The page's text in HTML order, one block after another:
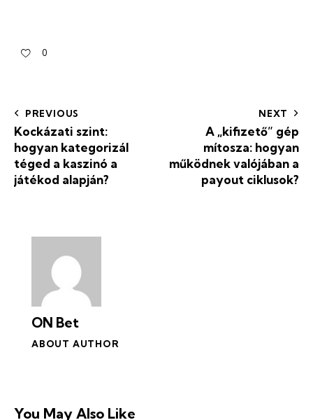
0
PREVIOUS
Kockázati szint:
hogyan kategorizál
téged a kaszinó a
játékod alapján?
NEXT
A „kifizető” gép
mítosza: hogyan
működnek valójában a
payout ciklusok?
ON Bet
ABOUT AUTHOR
You May Also Like